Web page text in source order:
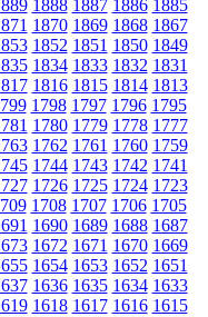
1888 1887 1886 1885
1870 1869 1868 1867
1852 1851 1850 1849
1834 1833 1832 1831
1816 1815 1814 1813
1798 1797 1796 1795
1780 1779 1778 1777
1762 1761 1760 1759
1744 1743 1742 1741
1726 1725 1724 1723
1708 1707 1706 1705
1690 1689 1688 1687
1672 1671 1670 1669
1654 1653 1652 1651
1636 1635 1634 1633
1618 1617 1616 1615